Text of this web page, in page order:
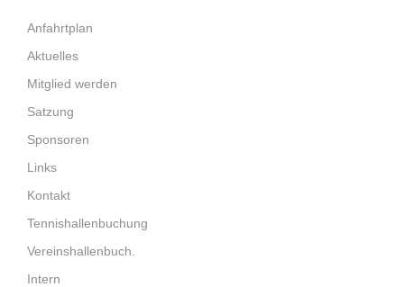
Anfahrtplan
Aktuelles
Mitglied werden
Satzung
Sponsoren
Links
Kontakt
Tennishallenbuchung
Vereinshallenbuch.
Intern